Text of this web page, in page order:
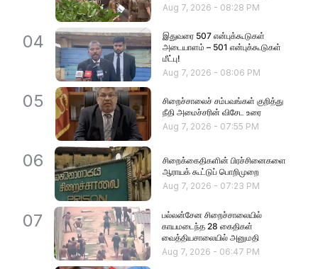
Aug 7, 2026 - 08:28 PM
04
இதுவரை 507 என்புக்கூடுகள்
அடையாளம் – 501 என்புக்கூடுகள்
மீட்பு!
Aug 7, 2026 - 08:06 PM
05
சிறைச்சாலைச் சம்பவங்கள் குறித்து
நீதி அமைச்சரின் விசேட உரை
Aug 7, 2026 - 07:55 PM
06
சிறைக்கைதிகளின் பிரச்சினைகளை
ஆராயக் கூட்டுப் பொறிமுறை
Aug 7, 2026 - 07:23 PM
07
பல்லன்சேன சிறைச்சாலையில்
காயமடைந்த 28 கைதிகள்
வைத்தியசாலையில் அனுமதி
Aug 7, 2026 - 06:47 PM